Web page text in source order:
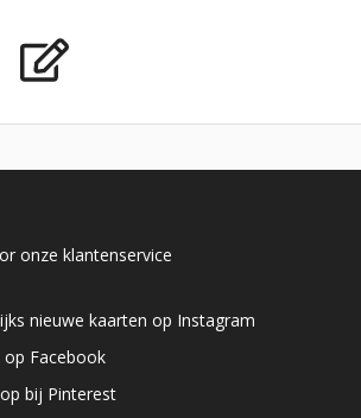
onze klantenservice
nieuwe kaarten op Instagram
Facebook
bij Pinterest